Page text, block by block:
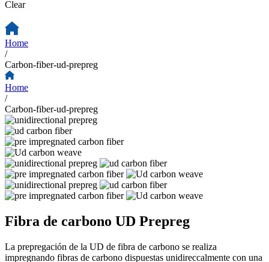
Clear
Home
/
Carbon-fiber-ud-prepreg
Home
/
Carbon-fiber-ud-prepreg
Fibra de carbono UD Prepreg
La prepregación de la UD de fibra de carbono se realiza
impregnando fibras de carbono dispuestas unidireccalmente con una